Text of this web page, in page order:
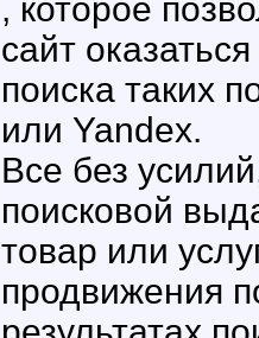
, которое
сайт
поиска таких
или Yandex.
Все без
поисковой
товар или
продвижения